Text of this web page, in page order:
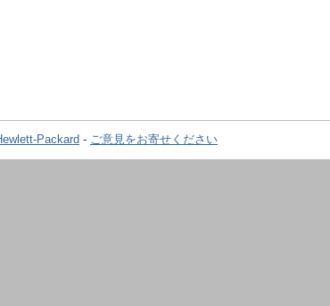
Packard - ご意見をお寄せください